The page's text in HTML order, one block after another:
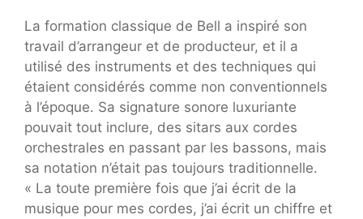
La formation classique de Bell a inspiré son
travail d’arrangeur et de producteur, et il a
utilisé des instruments et des techniques qui
étaient considérés comme non conventionnels
à l’époque. Sa signature sonore luxuriante
pouvait tout inclure, des sitars aux cordes
orchestrales en passant par les bassons, mais
sa notation n’était pas toujours traditionnelle.
« La toute première fois que j’ai écrit de la
musique pour mes cordes, j’ai écrit un chiffre et